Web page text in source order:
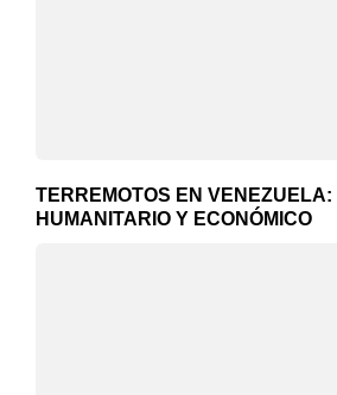
TERREMOTOS EN VENEZUELA:
HUMANITARIO Y ECONÓMICO